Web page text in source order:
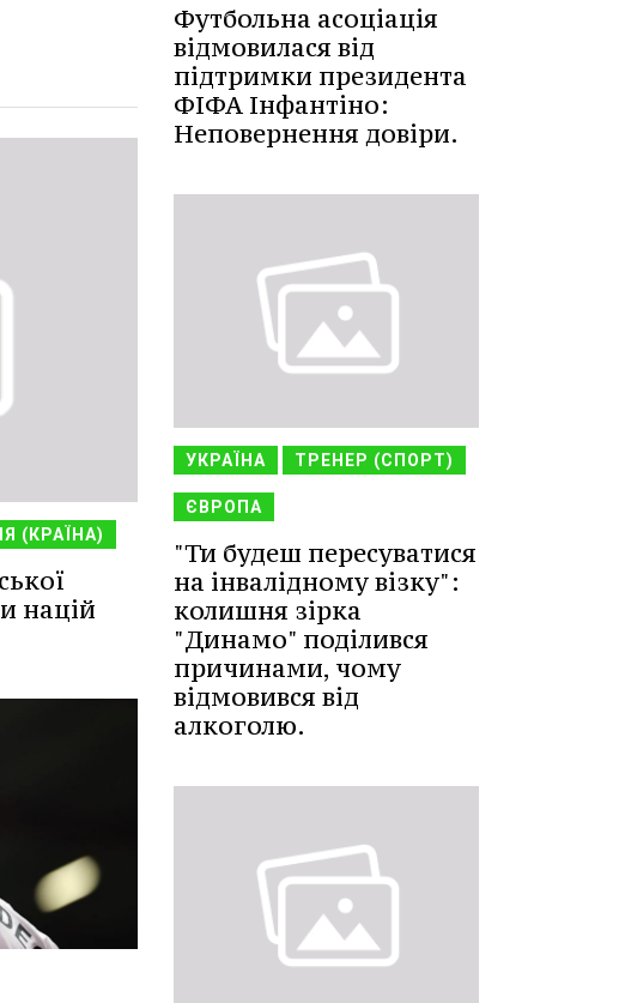
(КРАЇНА)
націй
Футбольна асоціація
відмовилася від
підтримки президента
ФІФА Інфантіно:
Неповернення довіри.
УКРАЇНА ТРЕНЕР (СПОРТ)
ЄВРОПА
"Ти будеш пересуватися
на інвалідному візку":
колишня зірка
"Динамо" поділився
причинами, чому
відмовився від
алкоголю.